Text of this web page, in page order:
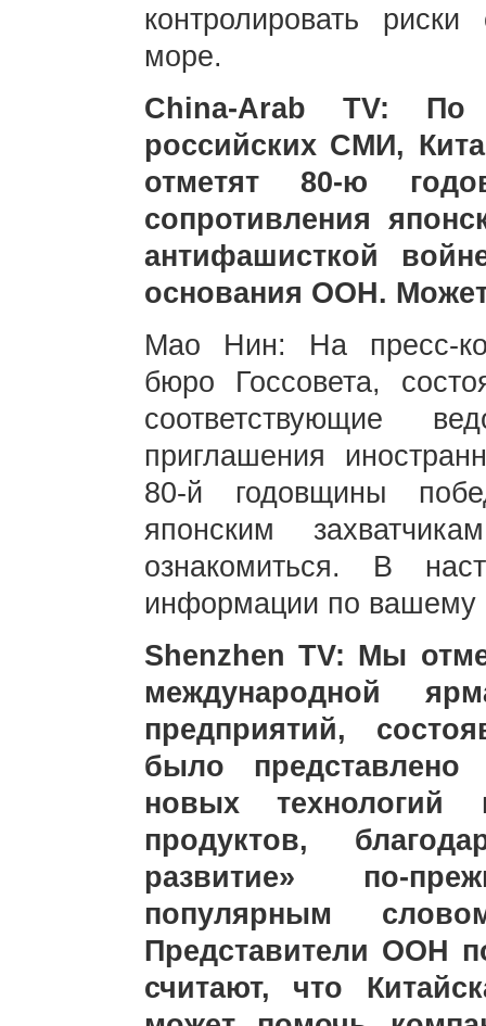
контролировать
море.
China-Arab TV: По
российских СМИ,
отметят 80-ю
сопротивления
антифашисткой
основания ООН.
Мао Нин: На пресс-
бюро Госсовета,
соответствующие
приглашения
80-й годовщины
японским
ознакомиться. В
информации по вашему
Shenzhen TV: Мы
международной
предприятий,
было
новых технологий
продуктов,
развитие» по-
популярным
Представители ООН
считают, что